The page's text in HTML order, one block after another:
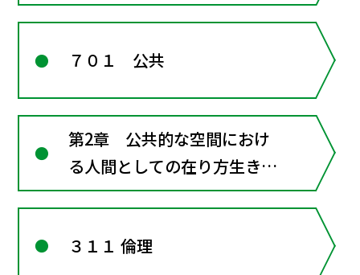
７０１ 公共
第2章 公共的な空間におけ
る人間としての在り方生き方
―共に生きるための倫理
３１１ 倫理